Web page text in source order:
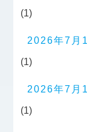
(1)
2026年7月
(1)
2026年7月
(1)